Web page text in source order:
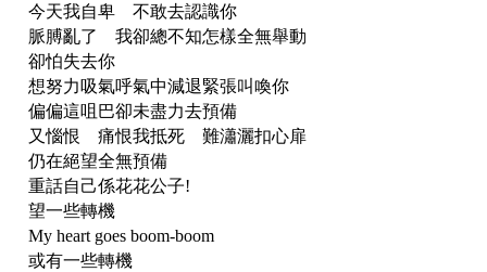
今天我自卑 不敢去認識你
脈膊亂了 我卻總不知怎樣全無舉動
卻怕失去你
想努力吸氣呼氣中減退緊張叫喚你
偏偏這咀巴卻未盡力去預備
又惱恨 痛恨我抵死 難瀟灑扣心扉
仍在絕望全無預備
重話自己係花花公子!
望一些轉機
My heart goes boom-boom
或有一些轉機